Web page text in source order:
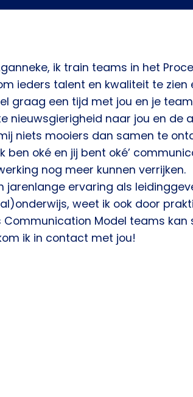
ik train teams in het
ieders talent en kwaliteit te zien
graag een tijd met jou en je
nieuwsgierigheid naar jou en de
niets mooiers dan samen te
ben oké en jij bent oké’
nog meer kunnen verrijken.
jarenlange ervaring als
weet ik ook door
Communication Model teams kan
ik in contact met jou!